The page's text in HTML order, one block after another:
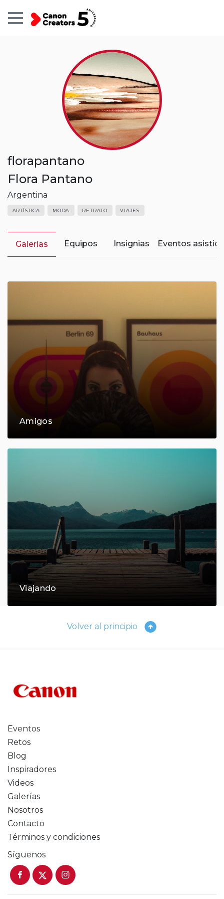
Usuario
florapantano
Flora Pantano
Argentina
ARTÍSTICA MODA RETRATO VIAJES
Galerías Equipos Insignias Eventos
Amigos
Viajando
Volver al principio
Eventos
Retos
Blog
Inspiradores
Videos
Galerías
Nosotros
Contacto
Términos y condiciones
Síguenos